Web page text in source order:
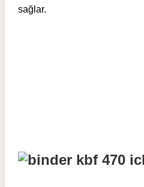
sağlar.